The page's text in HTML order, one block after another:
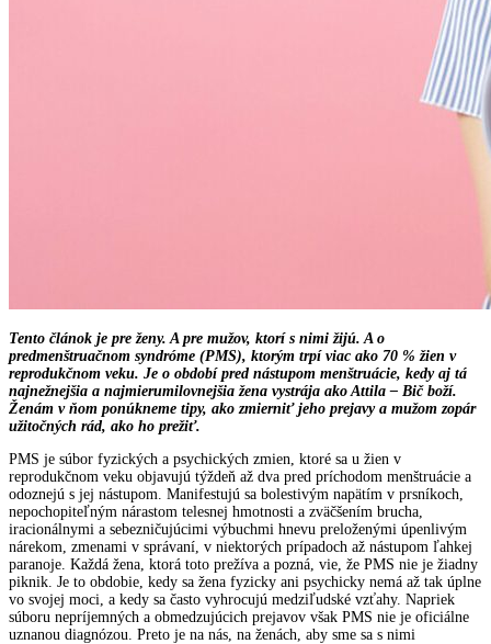
Tento článok je pre ženy. A pre mužov, ktorí s nimi žijú. A o
predmenštruačnom syndróme (PMS), ktorým trpí viac ako 70 % žien v
reprodukčnom veku. Je o období pred nástupom menštruácie, kedy aj tá
najnežnejšia a najmierumilovnejšia žena vystrája ako Attila – Bič boží.
Ženám v ňom ponúkneme tipy, ako zmierniť jeho prejavy a mužom zopár
užitočných rád, ako ho prežiť.
PMS je súbor fyzických a psychických zmien, ktoré sa u žien v
reprodukčnom veku objavujú týždeň až dva pred príchodom menštruácie a
odoznejú s jej nástupom. Manifestujú sa bolestivým napätím v prsníkoch,
nepochopiteľným nárastom telesnej hmotnosti a zväčšením brucha,
iracionálnymi a sebezničujúcimi výbuchmi hnevu preloženými úpenlivým
nárekom, zmenami v správaní, v niektorých prípadoch až nástupom ľahkej
paranoje. Každá žena, ktorá toto prežíva a pozná, vie, že PMS nie je žiadny
piknik. Je to obdobie, kedy sa žena fyzicky ani psychicky nemá až tak úplne
vo svojej moci, a kedy sa často vyhrocujú medziľudské vzťahy. Napriek
súboru nepríjemných a obmedzujúcich prejavov však PMS nie je oficiálne
uznanou diagnózou. Preto je na nás, na ženách, aby sme sa s nimi